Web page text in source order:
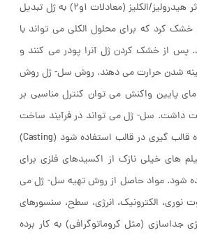
و با حرارت و همزدن در اثر هیدرولیز/الکلیز (معادلات ۱و۲) به ژل تبدیل
کرد که برای محلول الکلی می تواند با
پس از خشک کردن ژل ‏آنرا پودر می کنند و
شدن حرارت می دهند. روش سل- ژل روش
پایین واکنش می توان کنترل مناسبی بر
داشت. سل- ژل می تواند در فرآیند ساخت
سرامیک ها به عنوان ماده قالب گیری در قالب ‏استفاده شود (Casting)
های خیلی نازک از اکسیدهای فلزی برای
شود. مواد حاصل از روش تهیه سل- ژل می
نوری، ‏الکترونیک، انرژی، سطح، سنسورهای
جداسازی (مثل کروماتوگرافی) ‏به کار برده